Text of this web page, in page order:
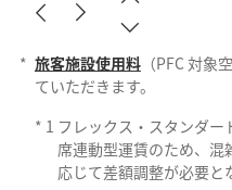
* 旅客施設使用料（PFC 対象
ていただきます。
* 1 フレックス・スタンダ
席連動型運賃のため、混
応じて差額調整が必要と